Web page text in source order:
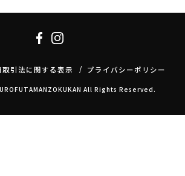
取引法に関する表示 プライバシーポリシー
All Rights Reserved.